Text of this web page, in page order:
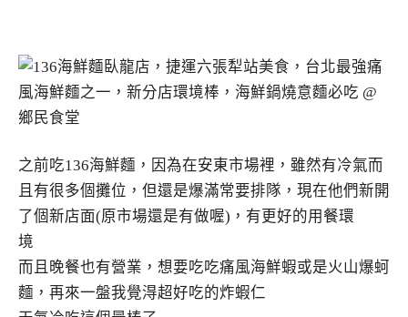
之前吃136海鮮麵，因為在安東市場裡，雖然有冷氣而
且有很多個攤位，但還是爆滿常要排隊，現在他們新開
了個新店面(原市場還是有做喔)，有更好的用餐環
境
而且晚餐也有營業，想要吃吃痛風海鮮蝦或是火山爆蚵
麵，再來一盤我覺淂超好吃的炸蝦仁